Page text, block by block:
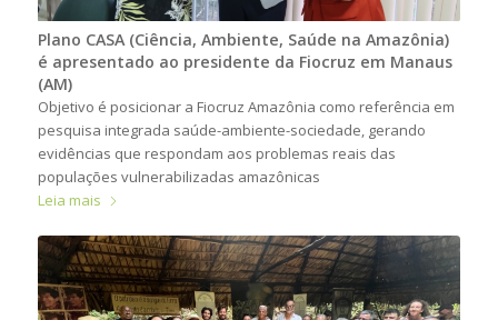
Plano CASA (Ciência, Ambiente, Saúde na Amazônia)
é apresentado ao presidente da Fiocruz em Manaus
(AM)
Objetivo é posicionar a Fiocruz Amazônia como referência em
pesquisa integrada saúde-ambiente-sociedade, gerando
evidências que respondam aos problemas reais das
populações vulnerabilizadas amazônicas
Leia mais